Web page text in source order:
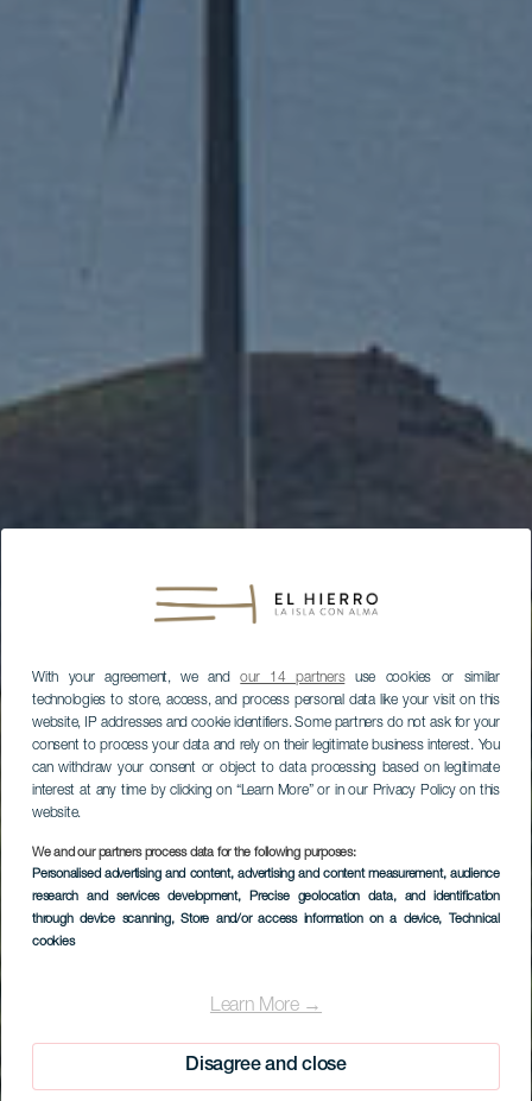
With your agreement, we andour 14 partnersuse cookies or similar
technologies to store, access, and process personal data like your visit on this
website, IP addresses and cookie identifiers. Some partners do not ask for your
consent to process your data and rely on their legitimate business interest. You
can withdraw your consent or object to data processing based on legitimate
interest at any time by clicking on “Learn More” or in our Privacy Policy on this
website.
We and our partners process data for the following purposes:
Personalised advertising and content, advertising and content measurement, audience
research and services development, Precise geolocation data, and identification
through device scanning, Store and/or access information on a device, Technical
cookies
Learn More →
Disagree and close